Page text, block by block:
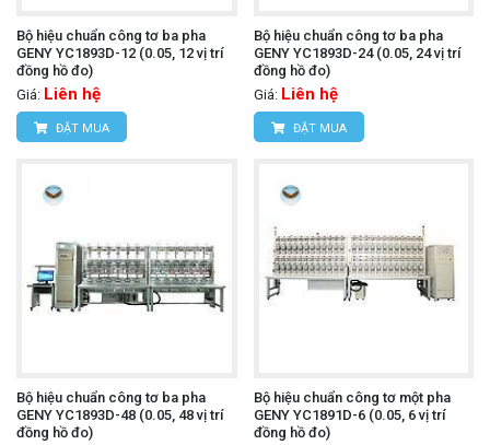
Bộ hiệu chuẩn công tơ ba pha
GENY YC1893D-12 (0.05, 12 vị trí
đồng hồ đo)
Giá: Liên hệ
ĐẶT MUA
Bộ hiệu chuẩn công tơ ba pha
GENY YC1893D-24 (0.05, 24 vị trí
đồng hồ đo)
Giá: Liên hệ
ĐẶT MUA
Bộ hiệu chuẩn công tơ ba pha
GENY YC1893D-48 (0.05, 48 vị trí
đồng hồ đo)
Bộ hiệu chuẩn công tơ một pha
GENY YC1891D-6 (0.05, 6 vị trí
đồng hồ đo)